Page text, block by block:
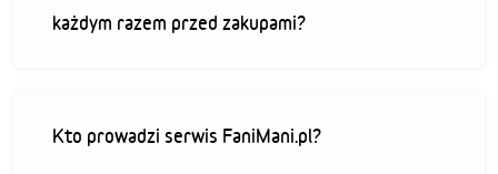
każdym razem przed zakupami?
Kto prowadzi serwis FaniMani.pl?